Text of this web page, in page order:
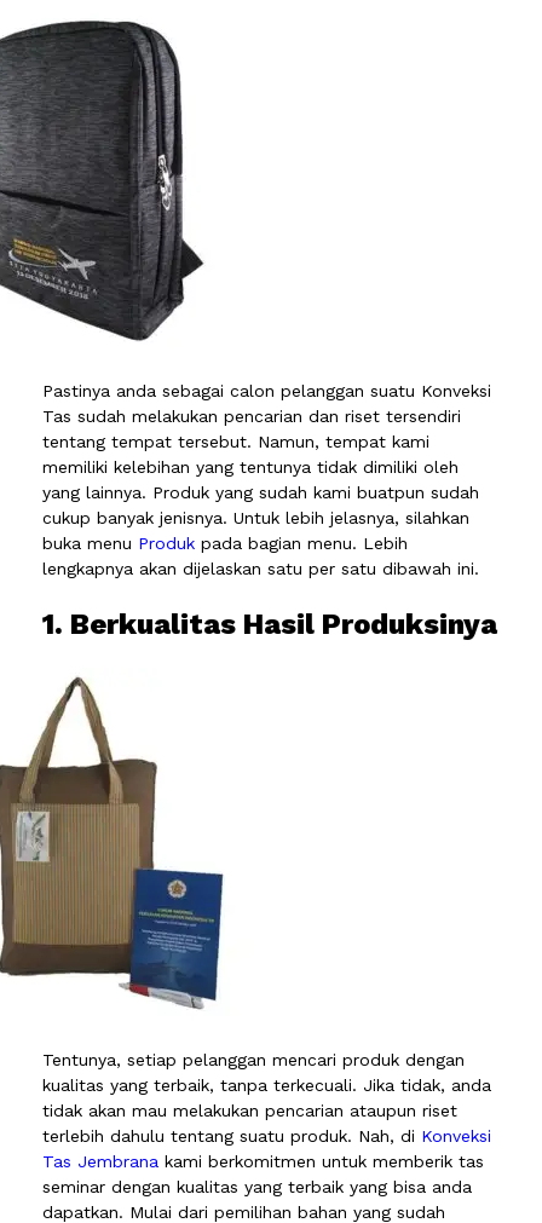
Pastinya anda sebagai calon pelanggan suatu Konveksi
Tas sudah melakukan pencarian dan riset tersendiri
tentang tempat tersebut. Namun, tempat kami
memiliki kelebihan yang tentunya tidak dimiliki oleh
yang lainnya. Produk yang sudah kami buatpun sudah
cukup banyak jenisnya. Untuk lebih jelasnya, silahkan
buka menu Produk pada bagian menu. Lebih
lengkapnya akan dijelaskan satu per satu dibawah ini.
1. Berkualitas Hasil Produksinya
Tentunya, setiap pelanggan mencari produk dengan
kualitas yang terbaik, tanpa terkecuali. Jika tidak, anda
tidak akan mau melakukan pencarian ataupun riset
terlebih dahulu tentang suatu produk. Nah, di Konveksi
Tas Jembrana kami berkomitmen untuk memberik tas
seminar dengan kualitas yang terbaik yang bisa anda
dapatkan. Mulai dari pemilihan bahan yang sudah